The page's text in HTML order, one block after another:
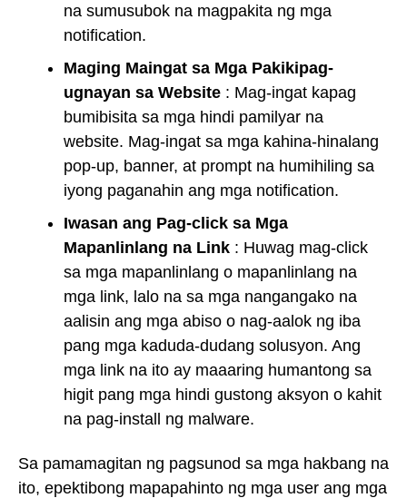
na sumusubok na magpakita ng mga
notification.
Maging Maingat sa Mga Pakikipag-
ugnayan sa Website : Mag-ingat kapag
bumibisita sa mga hindi pamilyar na
website. Mag-ingat sa mga kahina-hinalang
pop-up, banner, at prompt na humihiling sa
iyong paganahin ang mga notification.
Iwasan ang Pag-click sa Mga
Mapanlinlang na Link : Huwag mag-click
sa mga mapanlinlang o mapanlinlang na
mga link, lalo na sa mga nangangako na
aalisin ang mga abiso o nag-aalok ng iba
pang mga kaduda-dudang solusyon. Ang
mga link na ito ay maaaring humantong sa
higit pang mga hindi gustong aksyon o kahit
na pag-install ng malware.
Sa pamamagitan ng pagsunod sa mga hakbang na
ito, epektibong mapapahinto ng mga user ang mga